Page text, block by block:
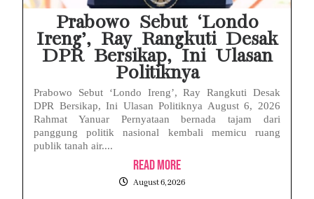
Prabowo Sebut ‘Londo
Ireng’, Ray Rangkuti Desak
DPR Bersikap, Ini Ulasan
Politiknya
Prabowo Sebut ‘Londo Ireng’, Ray Rangkuti Desak
DPR Bersikap, Ini Ulasan Politiknya August 6, 2026
Rahmat Yanuar Pernyataan bernada tajam dari
panggung politik nasional kembali memicu ruang
publik tanah air....
Read More
August 6, 2026